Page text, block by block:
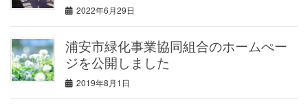
2022年6月29日
浦安市緑化事業協同組合のホームぺー
ジを公開しました
2019年8月1日